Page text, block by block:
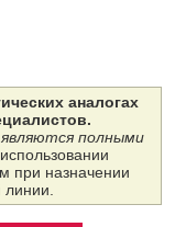
аналогах
полными
при назначении
линии.